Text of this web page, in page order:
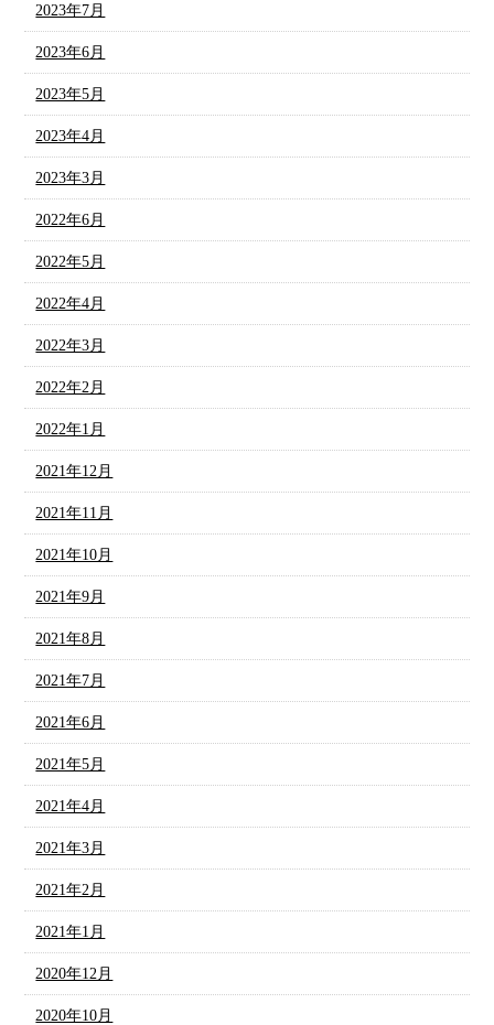
2023年7月
2023年6月
2023年5月
2023年4月
2023年3月
2022年6月
2022年5月
2022年4月
2022年3月
2022年2月
2022年1月
2021年12月
2021年11月
2021年10月
2021年9月
2021年8月
2021年7月
2021年6月
2021年5月
2021年4月
2021年3月
2021年2月
2021年1月
2020年12月
2020年10月